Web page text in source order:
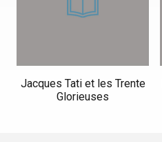
Jacques Tati et les Trente
Glorieuses